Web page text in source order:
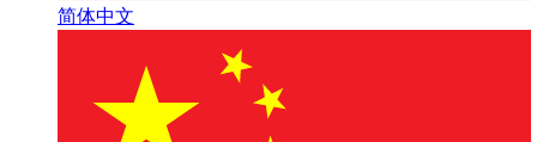
简体中文